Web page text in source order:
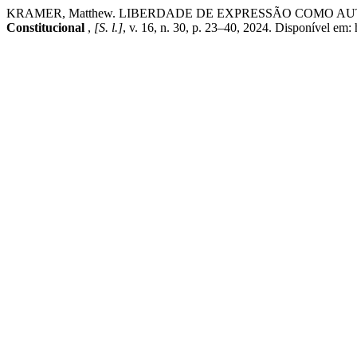
KRAMER, Matthew. LIBERDADE DE EXPRESSÃO COMO
Constitucional , [S. l.], v. 16, n. 30, p. 23–40, 2024. Disponível